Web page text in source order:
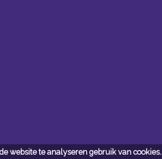
website te analyseren gebruik van cookies.